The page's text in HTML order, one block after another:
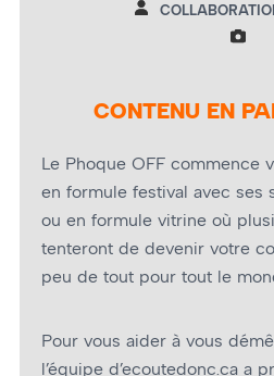
CONTENU EN
Le Phoque OFF commence
en formule festival avec ses
ou en formule vitrine où
tenteront de devenir votre
peu de tout pour tout le
Pour vous aider à vous
l’équipe d’ecoutedonc.ca a